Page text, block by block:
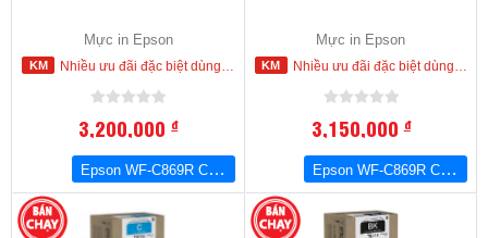
Mực in Epson
Nhiều ưu đãi đặc biệt dùng cho khách hàng đặt mua ngay trong hôm nay
3,200,000đ
Epson WF-C869R C13T973400 Yellow
Mực in Epson
Nhiều ưu đãi đặc biệt dùng cho khách hàng đặt mua ngay trong hôm nay
3,150,000đ
Epson WF-C869R C13T973300 Magenta